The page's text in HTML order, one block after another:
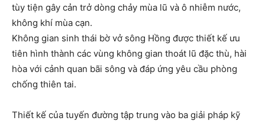
Không gian sinh thái bờ vở sông Hồng được thiết kế ưu
tiên hình thành các vùng không gian thoát lũ đặc thù, hài
hòa với cảnh quan bãi sông và đáp ứng yêu cầu phòng
chống thiên tai.
Thiết kế của tuyến đường tập trung vào ba giải pháp kỹ